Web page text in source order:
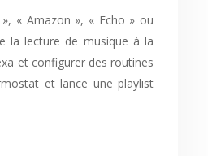
« Amazon », « Echo » ou
la lecture de musique à la
et configurer des routines
et lance une playlist